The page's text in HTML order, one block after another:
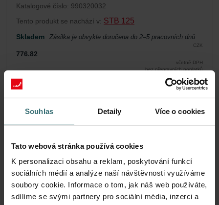
Souhlas Detaily Více o cookies
Tato webová stránka používá cookies
K personalizaci obsahu a reklam, poskytování funkcí
sociálních médií a analýze naší návštěvnosti využíváme
soubory cookie. Informace o tom, jak náš web používáte,
sdílíme se svými partnery pro sociální média, inzerci a
Katalogové číslo: 990320032
Tento produkt se nachází v: STB 125
Skladem Zásilka je obvykle doručena do 2–5 pracovních dnů
CZK
776.82
včetně DPH
bez přepravních poplatků
Přidat do košíku
Získejte svůj produkt se slevou 15%
zvýhodněnou cenu (platí pouze pro koncové zákazníky)
660.30
včetně DPH
bez přepravních poplatků